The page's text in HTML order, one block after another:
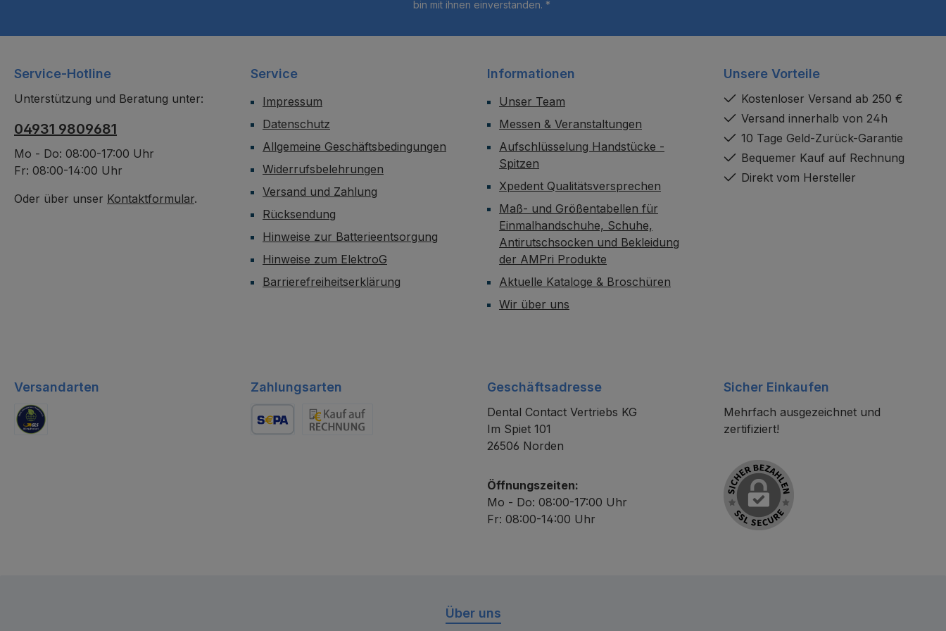
bin mit ihnen einverstanden. *
Service-Hotline
Unterstützung und Beratung unter:
04931 9809681
Mo - Do: 08:00-17:00 Uhr
Fr: 08:00-14:00 Uhr
Oder über unser Kontaktformular.
Service
Impressum
Datenschutz
Allgemeine Geschäftsbedingungen
Widerrufsbelehrungen
Versand und Zahlung
Rücksendung
Hinweise zur Batterieentsorgung
Hinweise zum ElektroG
Barrierefreiheitserklärung
Informationen
Unser Team
Messen & Veranstaltungen
Aufschlüsselung Handstücke -
Spitzen
Xpedent Qualitätsversprechen
Maß- und Größentabellen für
Einmalhandschuhe, Schuhe,
Antirutschsocken und Bekleidung
der AMPri Produkte
Aktuelle Kataloge & Broschüren
Wir über uns
Unsere Vorteile
Kostenloser Versand ab 250 €
Versand innerhalb von 24h
10 Tage Geld-Zurück-Garantie
Bequemer Kauf auf Rechnung
Direkt vom Hersteller
Versandarten Zahlungsarten Geschäftsadresse
Dental Contact Vertriebs KG
Im Spiet 101
26506 Norden
Öffnungszeiten:
Mo - Do: 08:00-17:00 Uhr
Fr: 08:00-14:00 Uhr
Sicher Einkaufen
Mehrfach ausgezeichnet und
zertifiziert!
Über uns